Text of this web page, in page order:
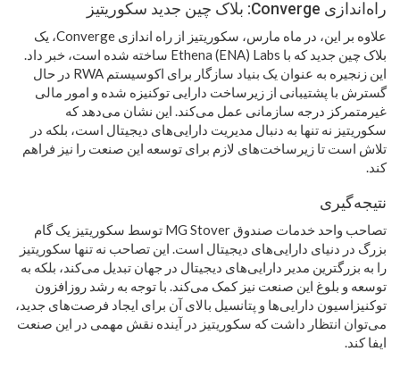
راه‌اندازی Converge: بلاک چین جدید سکوریتیز
علاوه بر این، در ماه مارس، سکوریتیز از راه اندازی Converge، یک
بلاک چین جدید که با Ethena (ENA) Labs ساخته شده است، خبر داد.
این زنجیره به عنوان یک بنیاد سازگار برای اکوسیستم RWA در حال
گسترش با پشتیبانی از زیرساخت دارایی توکنیزه شده و امور مالی
غیرمتمرکز درجه سازمانی عمل می‌کند. این نشان می‌دهد که
سکوریتیز نه تنها به دنبال مدیریت دارایی‌های دیجیتال است، بلکه در
تلاش است تا زیرساخت‌های لازم برای توسعه این صنعت را نیز فراهم
کند.
نتیجه‌گیری
تصاحب واحد خدمات صندوق MG Stover توسط سکوریتیز یک گام
بزرگ در دنیای دارایی‌های دیجیتال است. این تصاحب نه تنها سکوریتیز
را به بزرگترین مدیر دارایی‌های دیجیتال در جهان تبدیل می‌کند، بلکه به
توسعه و بلوغ این صنعت نیز کمک می‌کند. با توجه به رشد روزافزون
توکنیزاسیون دارایی‌ها و پتانسیل بالای آن برای ایجاد فرصت‌های جدید،
می‌توان انتظار داشت که سکوریتیز در آینده نقش مهمی در این صنعت
ایفا کند.